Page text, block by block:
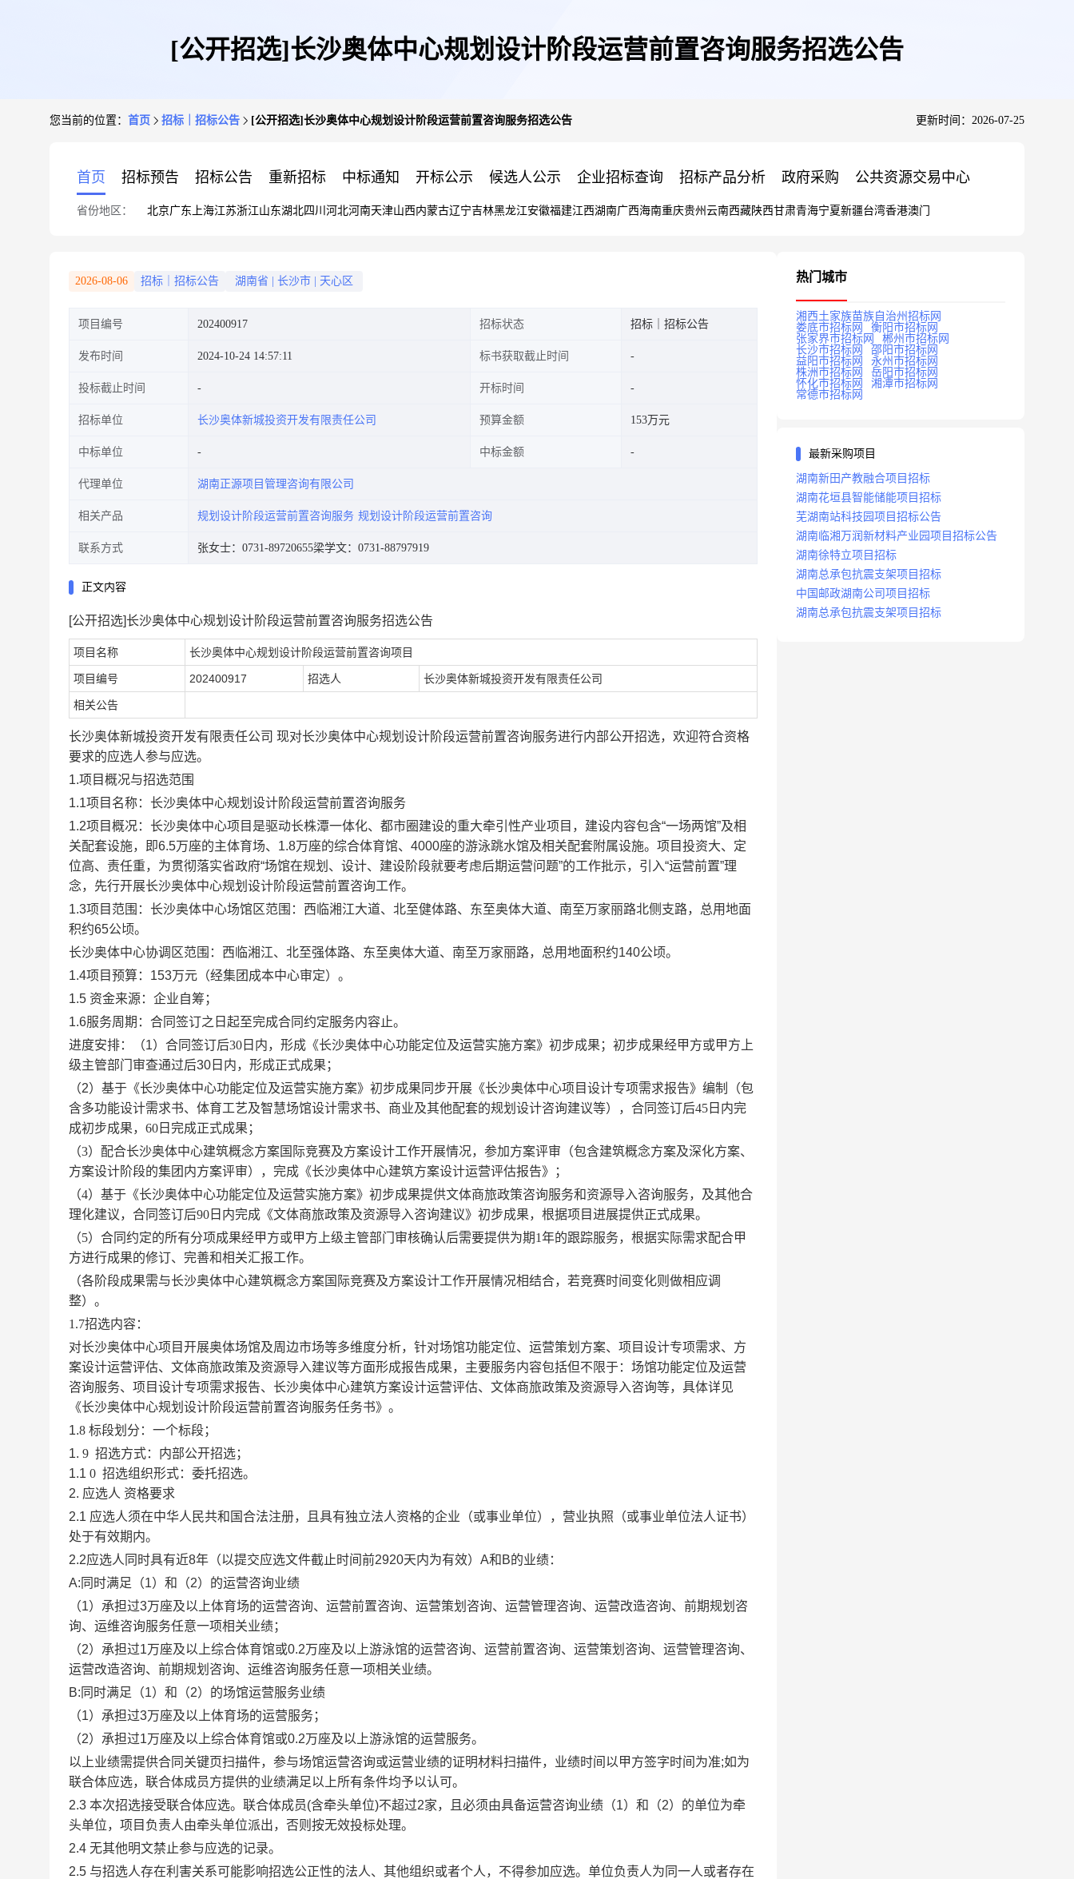
[公开招选]长沙奥体中心规划设计阶段运营前置咨询服务招选公告
您当前的位置： 首页 招标｜招标公告 [公开招选]长沙奥体中心规划设计阶段运营前置咨询服务招选公告 更新时间：2026-07-25
首页 招标预告 招标公告 重新招标 中标通知 开标公示 候选人公示 企业招标查询 招标产品分析 政府采购 公共资源交易中心
省份地区： 北京广东 上海江苏浙江山东湖北四川 河北河南天津山西内蒙古辽宁吉林黑龙江安徽福建江西湖南广西海南重庆贵州 云南西藏陕西甘肃青海宁夏新疆台湾香港澳门
2026-08-06 招标｜招标公告 湖南省 长沙市 天心区
项目编号 202400917 招标状态 招标｜招标公告
发布时间 2024-10-24 14:57:11 标书获取截止时间
投标截止时间 开标时间
招标单位 长沙奥体新城投资开发有限责任公司 预算金额 153万元
中标单位 中标金额
代理单位 湖南正源项目管理咨询有限公司
相关产品 规划设计阶段运营前置咨询服务 规划设计阶段运营前置咨询
联系方式 张女士：0731-89720655梁学文：0731-88797919
正文内容
[公开招选]长沙奥体中心规划设计阶段运营前置咨询服务招选公告
项目名称 长沙奥体中心规划设计阶段运营前置咨询项目
项目编号 202400917 招选人 长沙奥体新城投资开发有限责任公司
相关公告
长沙奥体新城投资开发有限责任公司 现对长沙奥体中心规划设计阶段运营前置咨询服务进行内部公开招选，欢迎符合资格
要求的应选人参与应选。
1.项目概况与招选范围
1.1项目名称： 长沙奥体中心规划设计阶段运营前置咨询服务
1.2项目概况：长沙奥体中心项目是驱动长株潭一体化、都市圈建设的重大牵引性产业项目 ， 建设内容包含“一场两馆”及相
关配套设施，即6.5万座的主体育场、1.8万座的综合体育馆、4000座的游泳跳水馆及相关配套附属设施。项目投资大、定
位高、责任重，为贯彻落实省政府“场馆在规划、设计、建设阶段就要考虑后期运营问题”的工作批示，引入“运营前置”理
念，先行开展长沙奥体中心规划设计阶段运营前置咨询工作。
1.3项目范围：长沙奥体中心场馆区范围：西临湘江大道、北至健体路、东至奥体大道、南至万家丽路北侧支路，总用地面
积约65公顷。
长沙奥体中心协调区范围：西临湘江、北至强体路、东至奥体大道、南至万家丽路，总用地面积约140公顷。
1.4项目预算：153万元（经集团成本中心审定）。
1.5 资金来源： 企业自筹；
1.6服务周期： 合同签订之日起至完成合同约定服务内容止。
进度安排：（1）合同签订后30 日内，形成《长沙奥体中心功能定位及运营实施方案》初步成果； 初步成果经甲方或甲方上
级主管部门 审查通过后30 日内，形成正式成果；
（2） 基于 《长沙奥体中心功能定位及运营实施方案》初步成果 同步开展《长沙奥体中心项目设计专项需求报告》编制（包
含多功能设计需求书、体育工艺及智慧场馆设计需求书、商业及其他配套的规划设计咨询建议等）
， 合同签订后45 日内完
成初步成果， 60 日完成正式成果 ；
（3）配合长沙奥体中心建筑概念方案国际竞赛及方案设计工作开展情况，参加方案评审（包含建筑概念方案及深化方案、
方案设计阶段的集团内方案评审），完成《长沙奥体中心建筑方案设计运营评估报告》；
（4） 基于 《长沙奥体中心功能定位及运营实施方案》初步成果提供文体商旅政策咨询服务和资源导入咨询服务， 及其他合
理化建议，合同签订后90 日内完成 《文体商旅政策及资源导入咨询建议》 初步成果，根据项目进展提供正式成果。
（5） 合同约定的所有分项成果经甲方或甲方上级主管部门 审核确认后需要提供为期1年的跟踪服务，根据实际需求配合甲
方进行成果的修订、完善和相关汇报工作。
（各阶段成果需与长沙奥体中心建筑概念方案国际竞赛及方案设计工作开展情况相结合，若竞赛时间变化则做相应调
整）。
1.7招选内容：
对长沙奥体中心项目开展奥体场馆及周边市场等多维度分析，针对场馆功能定位、运营策划方案、项目设计专项需求、方
案设计运营评估、文体商旅政策及资源导入建议等方面形成报告成果，主要服务内容包括但不限于：场馆功能定位及运营
咨询服务、项目设计专项需求报告、长沙奥体中心建筑方案设计运营评估、文体商旅政策及资源导入咨询等，具体详见
《长沙奥体中心规划设计阶段运营前置咨询服务任务书》。
1.8 标段划分：一个标段；
1. 9 招选方式：内部公开招选；
1.1 0 招选组织形式：委托招选。
2. 应选人 资格要求
2.1 应选人须在中华人民共和国合法注册，且具有独立法人资格的企业（或事业单位），营业执照（或事业单位法人证书）
处于有效期内。
2.2应选人同时具有近8年（以提交应选文件截止时间前2920天内为有效）A和B的业绩：
A:同时满足（1）和（2）的运营咨询业绩
（1）承担过3万座及以上体育场的运营咨询、运营前置咨询、运营策划咨询、运营管理咨询、运营改造咨询、前期规划咨
询、运维咨询服务任意一项相关业绩；
（2）承担过1万座及以上综合体育馆或0.2万座及以上游泳馆的运营咨询、运营前置咨询、运营策划咨询、运营管理咨询、
运营改造咨询、前期规划咨询、运维咨询服务任意一项相关业绩。
B:同时满足（1）和（2）的场馆运营服务业绩
（1）承担过3万座及以上体育场的运营服务；
（2）承担过1万座及以上综合体育馆或0.2万座及以上游泳馆的运营服务。
以上业绩需提供合同关键页扫描件，参与场馆运营咨询或运营业绩的证明材料扫描件，业绩时间以甲方签字时间为准;如为
联合体应选，联合体成员方提供的业绩满足以上所有条件均予以认可。
2.3 本次招选接受联合体应选。联合体成员(含牵头单位)不超过2家，且必须由具备运营咨询业绩（1）和（2）的单位为牵
头单位，项目负责人由牵头单位派出，否则按无效投标处理。
2.4 无其他明文禁止参与应选的记录。
2.5 与招选人存在利害关系可能影响招选公正性的法人、其他组织或者个人，不得参加应选。单位负责人为同一人或者存在
热门城市
湘西土家族苗族自治州招标网
娄底市招标网
衡阳市招标网
张家界市招标网
郴州市招标网
长沙市招标网
邵阳市招标网
益阳市招标网
永州市招标网
株洲市招标网
岳阳市招标网
怀化市招标网
湘潭市招标网
常德市招标网
最新采购项目
湖南新田产教融合项目招标
湖南花垣县智能储能项目招标
芜湖南站科技园项目招标公告
湖南临湘万润新材料产业园项目招标公告
湖南徐特立项目招标
湖南总承包抗震支架项目招标
中国邮政湖南公司项目招标
湖南总承包抗震支架项目招标